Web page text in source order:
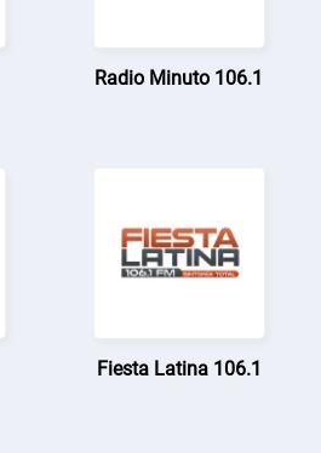
Radio Minuto 106.1
Fiesta Latina 106.1